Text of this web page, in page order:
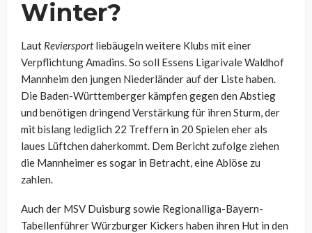
Winter?
Laut Reviersportliebäugeln weitere Klubs mit einer
Verpflichtung Amadins. So soll Essens Ligarivale Waldhof
Mannheim den jungen Niederländer auf der Liste haben.
Die Baden-Württemberger kämpfen gegen den Abstieg
und benötigen dringend Verstärkung für ihren Sturm, der
mit bislang lediglich 22 Treffern in 20 Spielen eher als
laues Lüftchen daherkommt. Dem Bericht zufolge ziehen
die Mannheimer es sogar in Betracht, eine Ablöse zu
zahlen.
Auch der MSV Duisburg sowie Regionalliga-Bayern-
Tabellenführer Würzburger Kickers haben ihren Hut in den